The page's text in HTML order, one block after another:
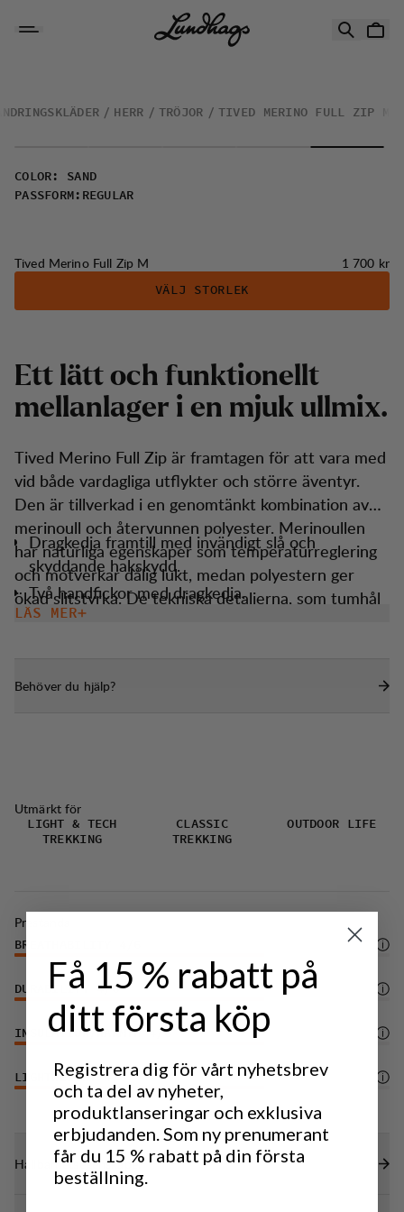
HERR TRÖJOR TIVED MERINO FULL ZIP M
COLOR : SAND
PASSFORM : REGULAR
Tived Merino Full Zip M Pris:
1 700 kr
VÄLJ STORLEK
Ett lätt och funktionellt
mellanlager i en mjuk ullmix.
Tived Merino Full Zip är framtagen för att vara med
vid både vardagliga utflykter och större äventyr.
Den är tillverkad i en genomtänkt kombination av
merinoull och återvunnen polyester. Merinoullen
har naturliga egenskaper som temperaturreglering
och motverkar dålig lukt, medan polyestern ger
ökad slitstyrka. De tekniska detaljerna, som tumhål
och en funktionell passform, gör den perfekt för
Dragkedja framtill med invändigt slå och
skyddande hakskydd.
Två handfickor med dragkedja.
Tumhål.
LÄS MER
Behöver du hjälp?
Utmärkt för
LIGHT & TECH
TREKKING
CLASSIC
TREKKING
OUTDOOR LIFE
Prestanda
BREATHABILITY
DURABILITY 4/6
INSULATION/WARMTH 4 /6
LIGHTWEIGHT 4 /6
Hållbarhetsegenskaper
Få 15 % rabatt på
ditt första köp
Registrera dig för vårt nyhetsbrev
och ta del av nyheter,
produktlanseringar och exklusiva
erbjudanden. Som ny prenumerant
får du 15 % rabatt på din första
beställning.